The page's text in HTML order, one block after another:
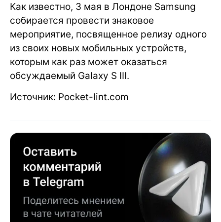
Как известно, 3 мая в Лондоне Samsung
собирается провести знаковое
мероприятие, посвященное релизу одного
из своих новых мобильных устройств,
которым как раз может оказаться
обсуждаемый Galaxy S III.
Источник: Pocket-lint.com